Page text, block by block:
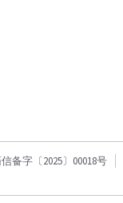
备字〔2025〕00018号